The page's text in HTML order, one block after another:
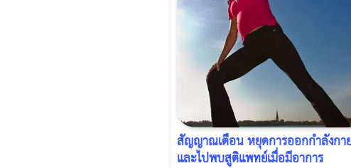
สัญญาณเตือน หยุดการออกกำลังกา
และไปพบสูติแพทย์เมื่อมีอาการ